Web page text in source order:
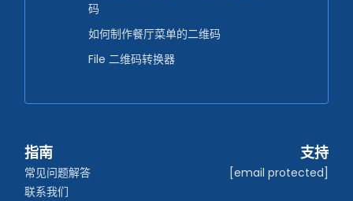
码
如何制作餐厅菜单的二维码
File 二维码转换器
指南
常见问题解答
联系我们
支持
[email protected]